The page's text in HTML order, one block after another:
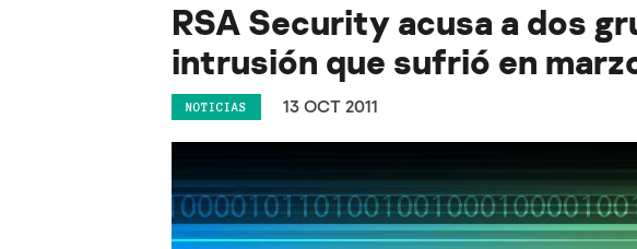
RSA Security acusa a dos
intrusión que sufrió en
NOTICIAS 13 OCT 2011